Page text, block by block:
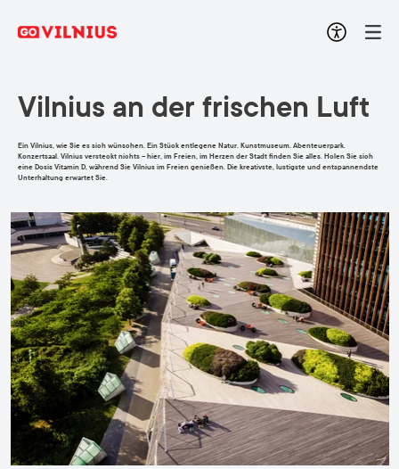
Vilnius an der frischen Luft
Ein Vilnius, wie Sie es sich wünschen. Ein Stück entlegene Natur. Kunstmuseum. Abenteuerpark.
Konzertsaal. Vilnius versteckt nichts – hier, im Freien, im Herzen der Stadt finden Sie alles. Holen Sie sich
eine Dosis Vitamin D, während Sie Vilnius im Freien genießen. Die kreativste, lustigste und entspannendste
Unterhaltung erwartet Sie.